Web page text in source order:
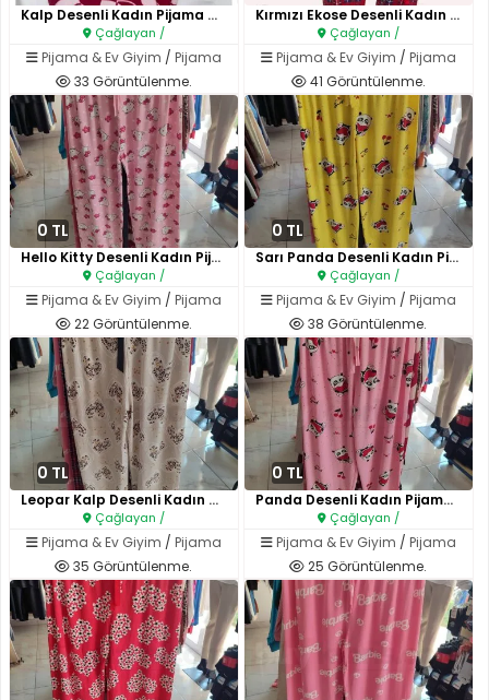
Kalp Desenli Kadın Pijama Altı..
Çağlayan /
Pijama & Ev Giyim / Pijama
33 Görüntülenme.
Kırmızı Ekose Desenli Kadın Pi..
Çağlayan /
Pijama & Ev Giyim / Pijama
41 Görüntülenme.
0 TL
Hello Kitty Desenli Kadın Pija..
Çağlayan /
Pijama & Ev Giyim / Pijama
22 Görüntülenme.
0 TL
Sarı Panda Desenli Kadın Pijam..
Çağlayan /
Pijama & Ev Giyim / Pijama
38 Görüntülenme.
0 TL
Leopar Kalp Desenli Kadın Pija..
Çağlayan /
Pijama & Ev Giyim / Pijama
35 Görüntülenme.
0 TL
Panda Desenli Kadın Pijama Alt..
Çağlayan /
Pijama & Ev Giyim / Pijama
25 Görüntülenme.